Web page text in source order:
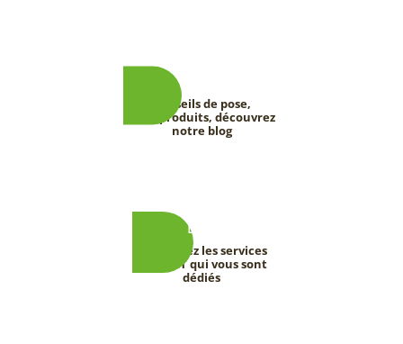
Conseils de pose,
tests produits, découvrez
notre blog
Découvrez les services
DEEVERT qui vous sont
dédiés